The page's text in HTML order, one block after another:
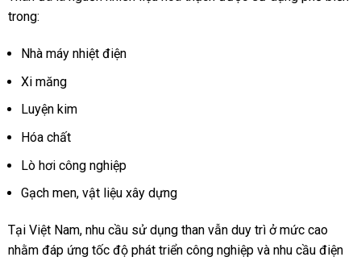
trong:
Nhà máy nhiệt điện
Xi măng
Luyện kim
Hóa chất
Lò hơi công nghiệp
Gạch men, vật liệu xây dựng
Tại Việt Nam, nhu cầu sử dụng than vẫn duy trì ở mức cao
nhằm đáp ứng tốc độ phát triển công nghiệp và nhu cầu điện